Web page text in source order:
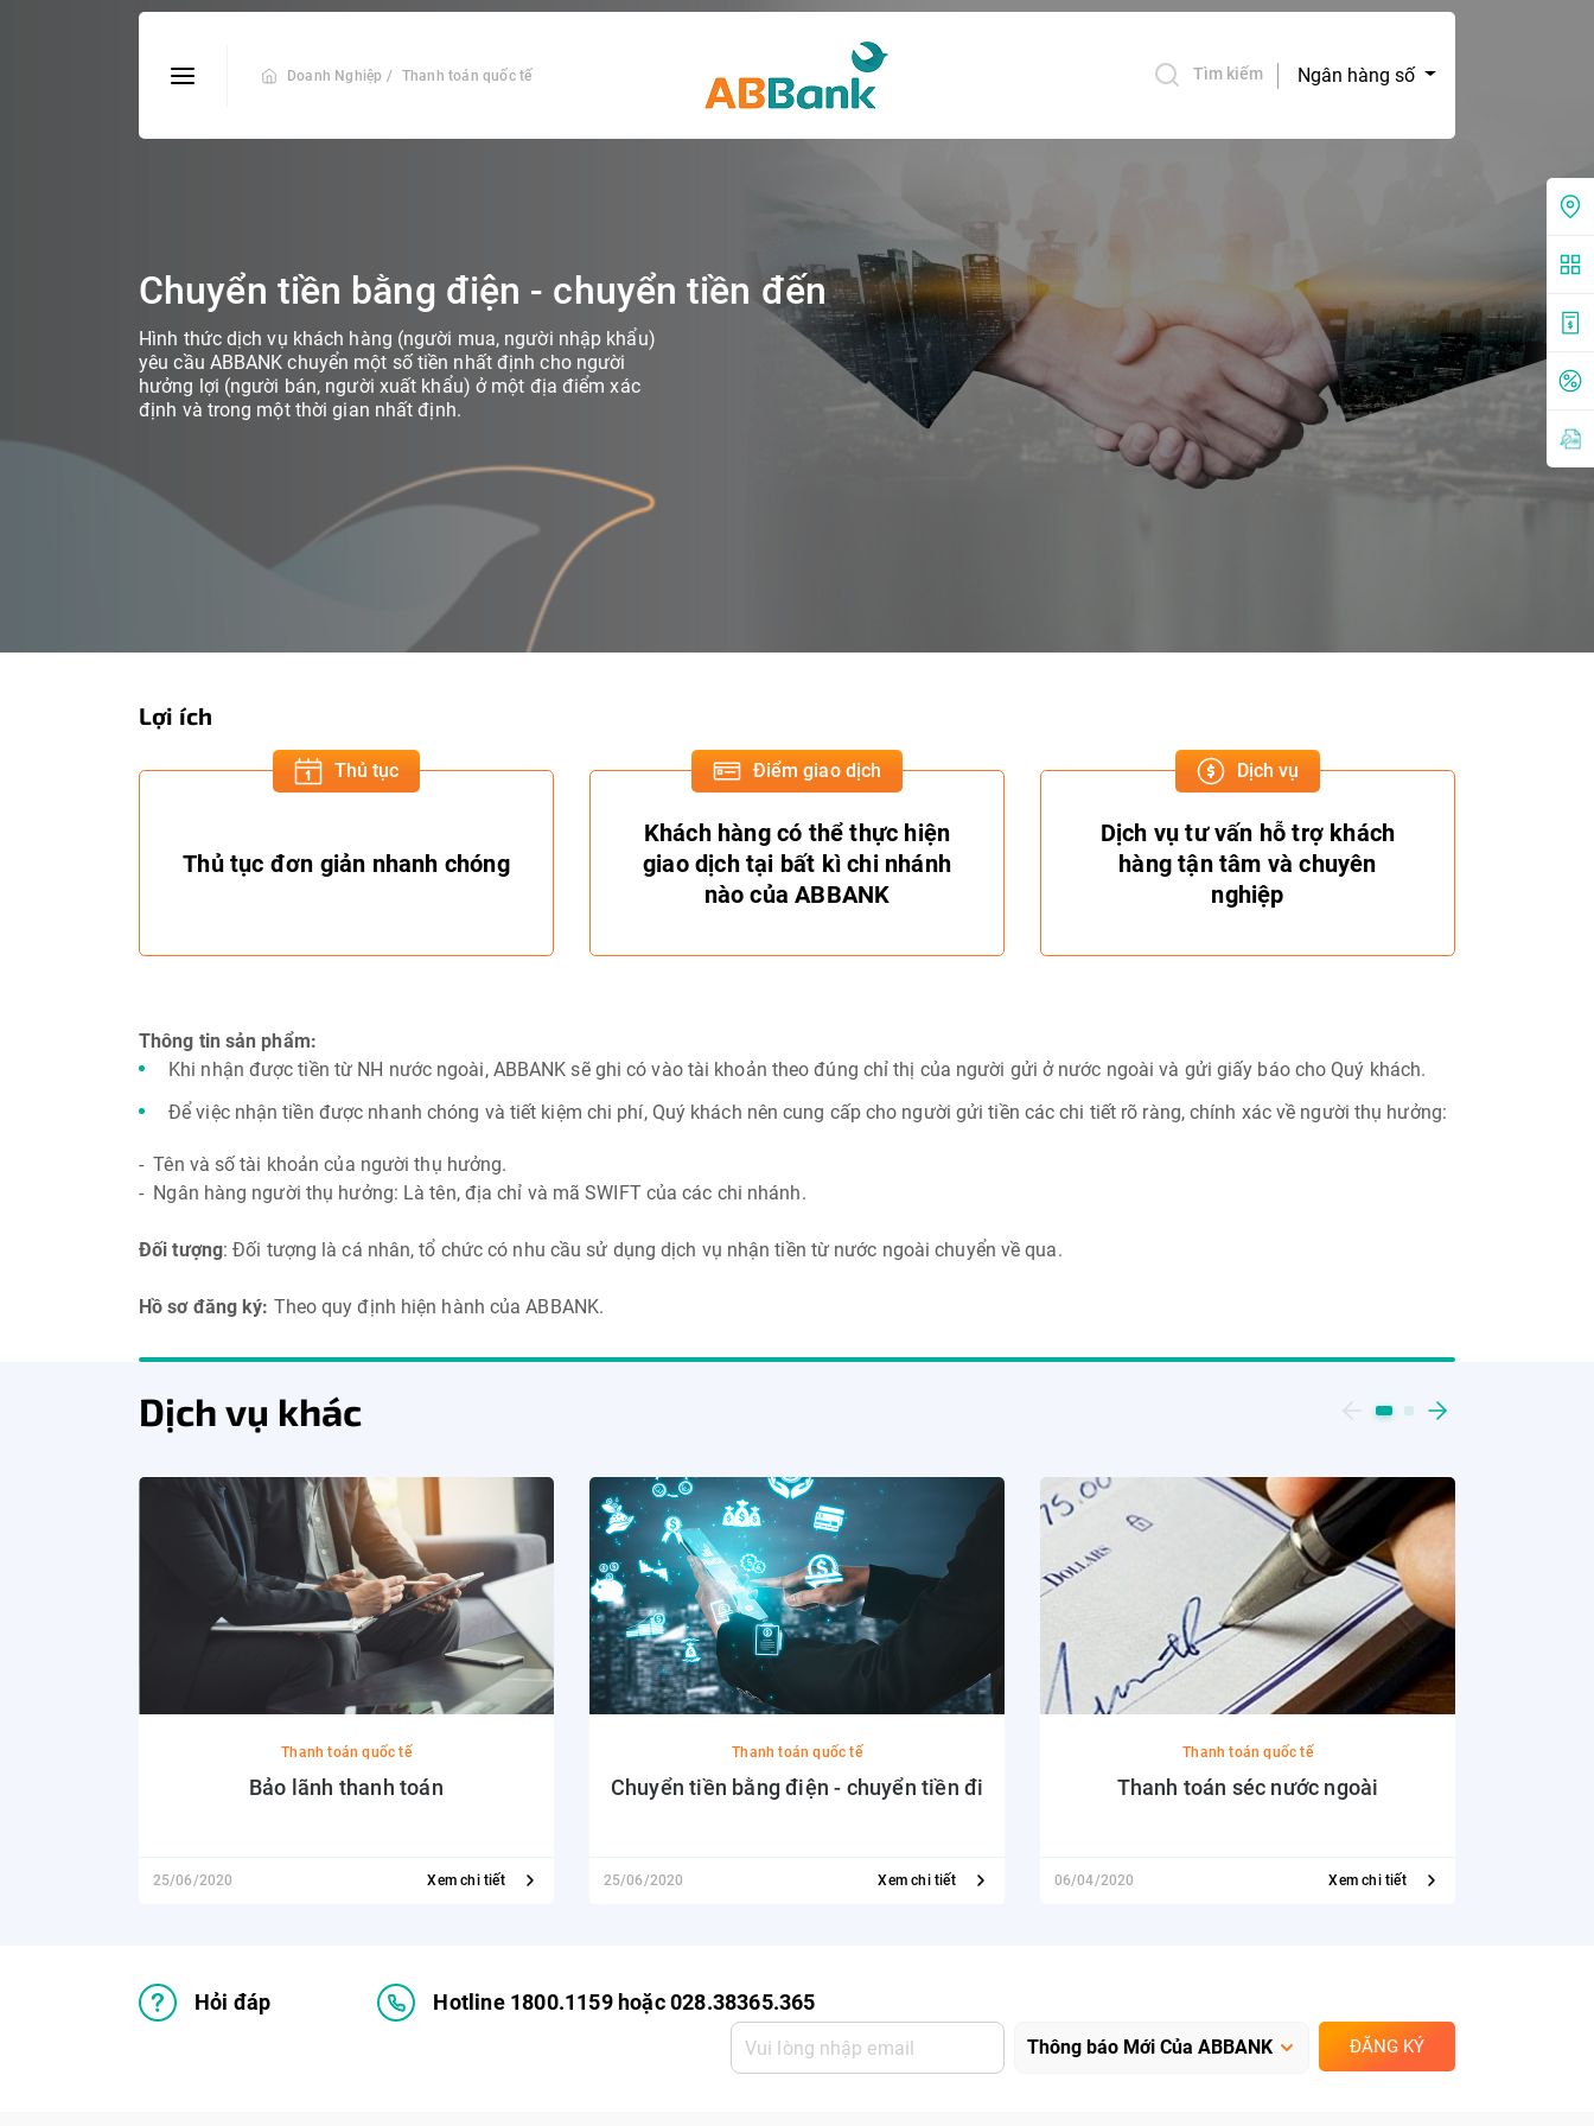
Doanh Nghiệp / Thanh toán quốc tế Tìm kiếm Ngân hàng số
Chuyển tiền bằng điện - chuyển tiền đến
Hình thức dịch vụ khách hàng (người mua, người nhập khẩu)
yêu cầu ABBANK chuyển một số tiền nhất định cho người
hưởng lợi (người bán, người xuất khẩu) ở một địa điểm xác
định và trong một thời gian nhất định.
Lợi ích
Thủ tục
Thủ tục đơn giản nhanh chóng
Điểm giao dịch
Khách hàng có thể thực hiện
giao dịch tại bất kì chi nhánh
nào của ABBANK
Dịch vụ
Dịch vụ tư vấn hỗ trợ khách
hàng tận tâm và chuyên
nghiệp
Thông tin sản phẩm:
Khi nhận được tiền từ NH nước ngoài, ABBANK sẽ ghi có vào tài khoản theo đúng chỉ thị của người gửi ở nước ngoài và gửi giấy báo cho Quý khách.
Để việc nhận tiền được nhanh chóng và tiết kiệm chi phí, Quý khách nên cung cấp cho người gửi tiền các chi tiết rõ ràng, chính xác về người thụ hưởng:
- Tên và số tài khoản của người thụ hưởng.
- Ngân hàng người thụ hưởng: Là tên, địa chỉ và mã SWIFT của các chi nhánh.
Đối tượng: Đối tượng là cá nhân, tổ chức có nhu cầu sử dụng dịch vụ nhận tiền từ nước ngoài chuyển về qua.
Hồ sơ đăng ký: Theo quy định hiện hành của ABBANK.
Dịch vụ khác
Thanh toán quốc tế
Bảo lãnh thanh toán
25/06/2020 Xem chi tiết
Thanh toán quốc tế
Chuyển tiền bằng điện - chuyển tiền đi
25/06/2020 Xem chi tiết
Thanh toán quốc tế
Thanh toán séc nước ngoài
06/04/2020 Xem chi tiết
Hỏi đáp Hotline 1800.1159 hoặc 028.38365.365
ĐĂNG KÝ